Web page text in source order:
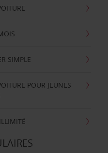
SIMPLE
POUR JEUNES